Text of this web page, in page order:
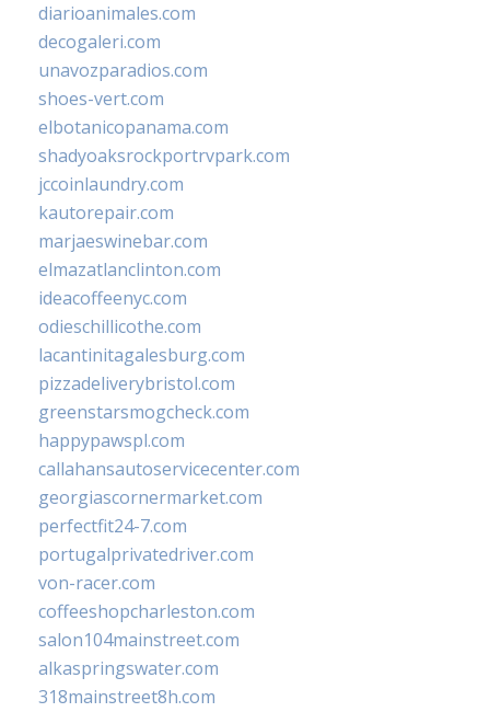
diarioanimales.com
decogaleri.com
unavozparadios.com
shoes-vert.com
elbotanicopanama.com
shadyoaksrockportrvpark.com
jccoinlaundry.com
kautorepair.com
marjaeswinebar.com
elmazatlanclinton.com
ideacoffeenyc.com
odieschillicothe.com
lacantinitagalesburg.com
pizzadeliverybristol.com
greenstarsmogcheck.com
happypawspl.com
callahansautoservicecenter.com
georgiascornermarket.com
perfectfit24-7.com
portugalprivatedriver.com
von-racer.com
coffeeshopcharleston.com
salon104mainstreet.com
alkaspringswater.com
318mainstreet8h.com